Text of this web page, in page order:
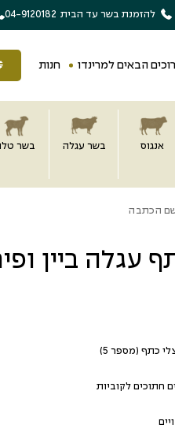
להזמנת בשר עד הבית 04-9120182
הבאים למרינדו חנות
אנגוס בשר עגלה בשר
הכתבה
עגלה ביין